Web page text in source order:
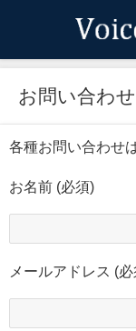
お問い合わせ
各種お問い合わせ
お名前 (必須)
メールアドレス (